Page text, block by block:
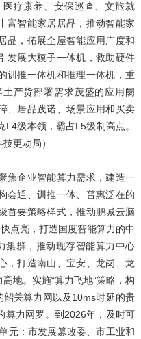
疗康养、安保巡查、文旅就
富智能家居居品，推动智能家
品，拓展全屋智能应用广度和
发展大模子一体机，救助硬件
训推一体机和推理一体机，重
产货部署需求茂盛的应用阛
、居品践诺、场景应用和买卖
级本领，霸占L5级制高点。
更动局）
企业智能算力需求，建造一
会通、训推一体、普惠泛在的
首要策略样式，推动鹏城云脑
点亮，打造国度智能算力的中
集群，推动现存智能算力中心
，打造南山、宝安、龙岗、龙
地。实施“算力飞地”策略，构
关算力网以及10ms时延的贵
算力网罗。到2026年，及时可
元：市发展篡改委、市工业和